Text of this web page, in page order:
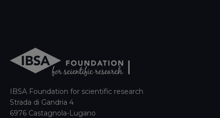
IBSA Foundation for scientific research
Strada di Gandria 4
6976 Castagnola-Lugano